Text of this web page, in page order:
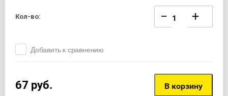
Кол-во: − +
Добавить к сравнению
67 руб. В корзину